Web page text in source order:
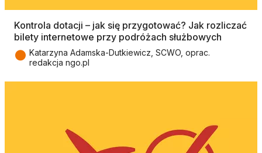
Kontrola dotacji – jak się przygotować? Jak rozliczać
bilety internetowe przy podróżach służbowych
● Katarzyna Adamska-Dutkiewicz, SCWO, oprac.
redakcja ngo.pl